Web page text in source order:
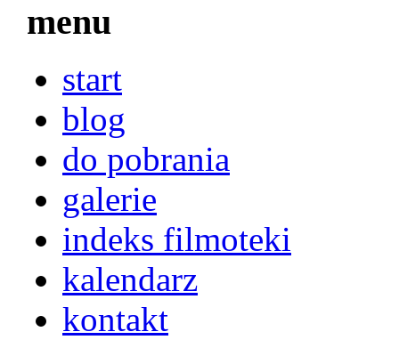
menu
start
blog
do pobrania
galerie
indeks filmoteki
kalendarz
kontakt